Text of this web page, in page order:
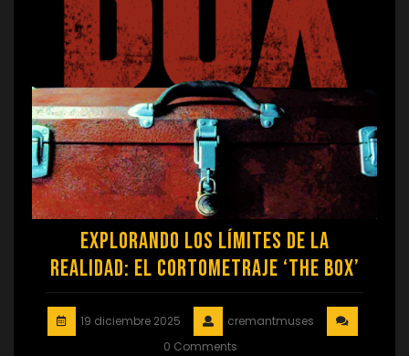
Explorando los Límites de la
Realidad: El Cortometraje ‘The Box’
19 diciembre 2025
cremantmuses
0 Comments